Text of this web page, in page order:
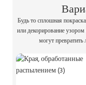
Будь то сплошная
или декорирование
могут